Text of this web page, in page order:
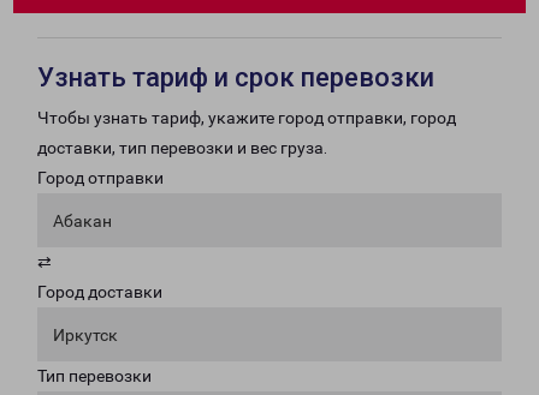
Узнать тариф и срок перевозки
Чтобы узнать тариф, укажите город отправки, город
доставки, тип перевозки и вес груза.
Город отправки
Абакан
⇄
Город доставки
Иркутск
Тип перевозки